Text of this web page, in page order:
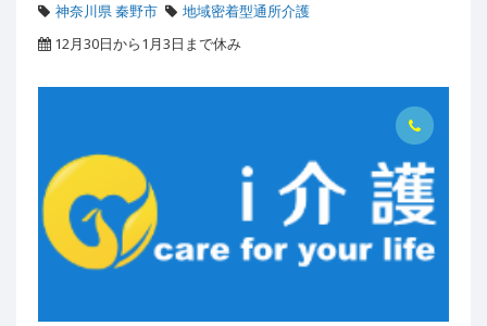
神奈川県 秦野市
地域密着型通所介護
12月30日から1月3日まで休み